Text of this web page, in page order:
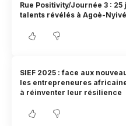
Rue Positivity/Journée 3 : 25
talents révélés à Agoè-
SIEF 2025 : face aux
les entrepreneures
à réinventer leur résilience